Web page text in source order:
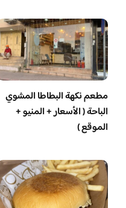
مطعم نكهة البطاطا المشوي
الباحة ( الأسعار + المنيو +
الموقع )